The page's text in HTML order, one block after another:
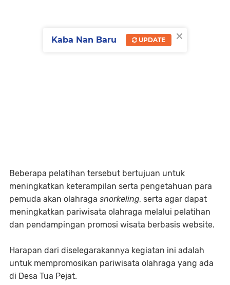
Beberapa pelatihan tersebut bertujuan untuk
meningkatkan keterampilan serta pengetahuan para
pemuda akan olahraga snorkeling, serta agar dapat
meningkatkan pariwisata olahraga melalui pelatihan
dan pendampingan promosi wisata berbasis website.
Harapan dari diselegarakannya kegiatan ini adalah
untuk mempromosikan pariwisata olahraga yang ada
di Desa Tua Pejat.
×
Kaba Nan Baru UPDATE